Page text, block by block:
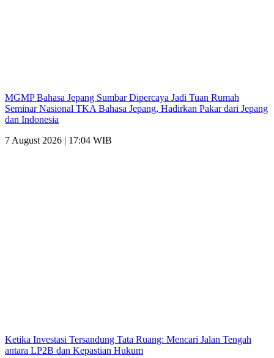
MGMP Bahasa Jepang Sumbar Dipercaya Jadi Tuan Rumah
Seminar Nasional TKA Bahasa Jepang, Hadirkan Pakar dari Jepang
dan Indonesia
7 August 2026 | 17:04 WIB
Ketika Investasi Tersandung Tata Ruang: Mencari Jalan Tengah
antara LP2B dan Kepastian Hukum